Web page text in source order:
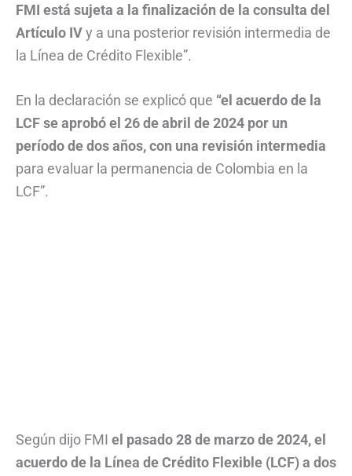
FMI está sujeta a la finalización de la consulta del
Artículo IVy a una posterior revisión intermedia de
la Línea de Crédito Flexible”.
En la declaración se explicó que “el acuerdo de la
LCF se aprobó el 26 de abril de 2024 por un
período de dos años, con una revisión intermedia
para evaluar la permanencia de Colombia en la
LCF”.
Según dijo FMI el pasado 28 de marzo de 2024, el
acuerdo de la Línea de Crédito Flexible (LCF) a dos